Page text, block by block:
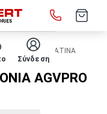
Σύνδεση
ΥΦΑΣΜΑΤΙΝΑ
AGVPRO